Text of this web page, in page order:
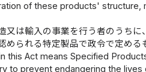
of these products'
又は輸入の事業を行う者のうち
られる特定製品で政令で定める
this Act means Specified
to prevent endangering the